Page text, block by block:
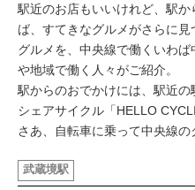
連載
中央線フェス
イベント情報
駅近のお店もいいけれど、駅
ば、すてきなグルメがさらに
グルメを、中央線で働くいわ
や地域で働く人々がご紹介。
駅からのおでかけには、駅近
シェアサイクル「HELLO
さあ、自転車に乗って中央線の
武蔵境駅